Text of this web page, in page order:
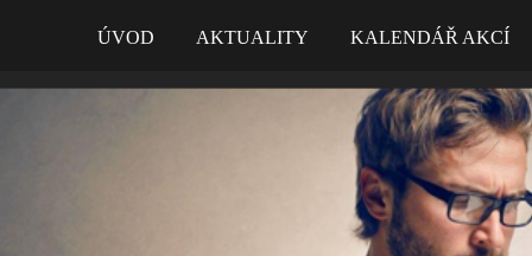
ÚVOD AKTUALITY KALENDÁŘ AKCÍ